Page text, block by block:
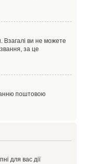
Взагалі ви не можете
за це
поштовою
для вас дії